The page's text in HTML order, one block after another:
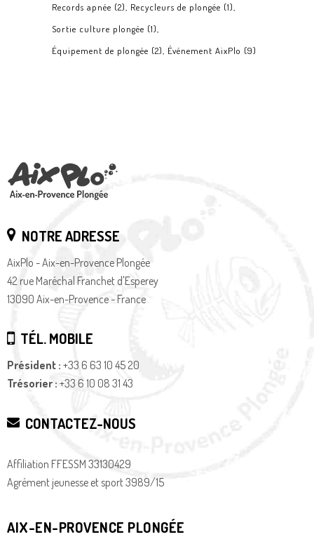
Records apnée (2) Recycleurs de plongée (1)
Sortie culture plongée (1)
Équipement de plongée (2) Événement AixPlo (9)
NOTRE ADRESSE
AixPlo - Aix-en-Provence Plongée
42 rue Maréchal Franchet d'Esperey
13090 Aix-en-Provence - France
TÉL. MOBILE
Président : +33 6 63 10 45 20
Trésorier : +33 6 10 08 31 43
CONTACTEZ-NOUS
Affiliation FFESSM 33130429
Agrément jeunesse et sport 3989/15
AIX-EN-PROVENCE PLONGÉE